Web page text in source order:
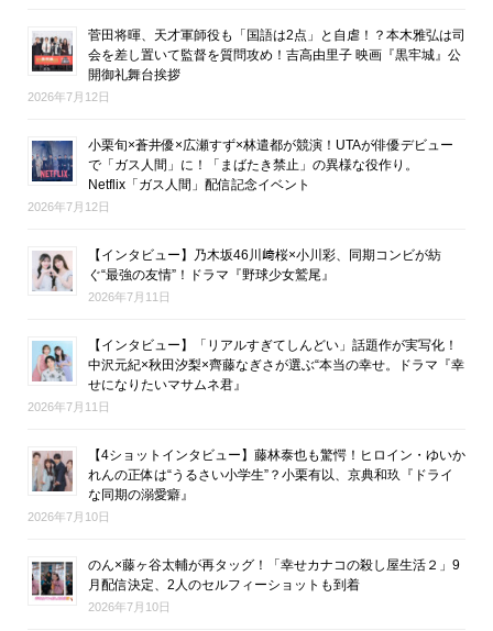
菅田将暉、天才軍師役も「国語は2点」と自虐！？本木雅弘は司
会を差し置いて監督を質問攻め！吉高由里子 映画『黒牢城』公
開御礼舞台挨拶
2026年7月12日
小栗旬×蒼井優×広瀬すず×林遣都が競演！UTAが俳優デビュー
で「ガス人間」に！「まばたき禁止」の異様な役作り。
Netflix「ガス人間」配信記念イベント
2026年7月12日
【インタビュー】乃木坂46川﨑桜×小川彩、同期コンビが紡
ぐ“最強の友情”！ドラマ『野球少女鷲尾』
2026年7月11日
【インタビュー】「リアルすぎてしんどい」話題作が実写化！
中沢元紀×秋田汐梨×齊藤なぎさが選ぶ“本当の幸せ。ドラマ『幸
せになりたいマサムネ君』
2026年7月11日
【4ショットインタビュー】藤林泰也も驚愕！ヒロイン・ゆいか
れんの正体は“うるさい小学生”？小栗有以、京典和玖『ドライ
な同期の溺愛癖』
2026年7月10日
のん×藤ヶ谷太輔が再タッグ！「幸せカナコの殺し屋生活２」9
月配信決定、2人のセルフィーショットも到着
2026年7月10日